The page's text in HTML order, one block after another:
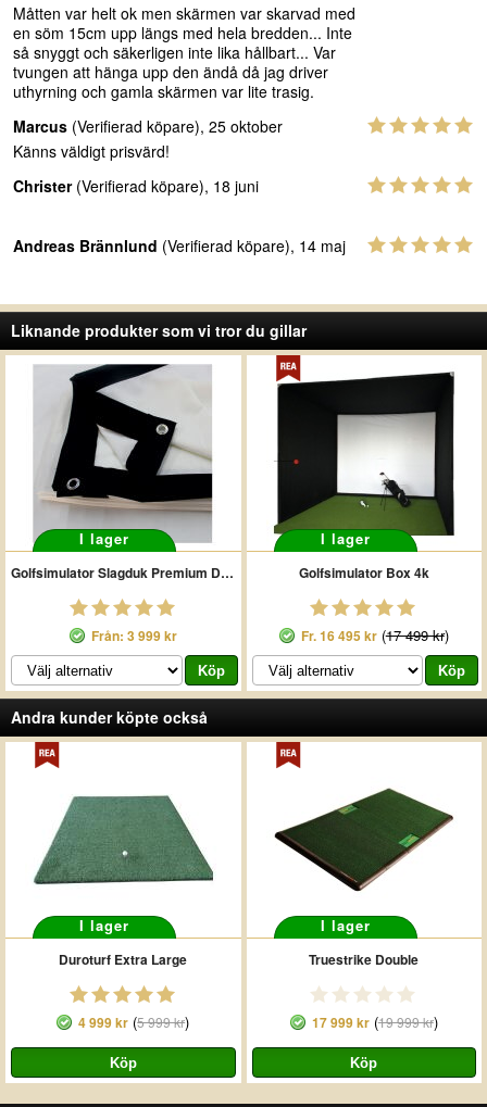
Måtten var helt ok men skärmen var skarvad med
en söm 15cm upp längs med hela bredden... Inte
så snyggt och säkerligen inte lika hållbart... Var
tvungen att hänga upp den ändå då jag driver
uthyrning och gamla skärmen var lite trasig.
Marcus (Verifierad köpare), 25 oktober
Känns väldigt prisvärd!
Christer(Verifierad köpare), 18 juni
Andreas Brännlund (Verifierad köpare), 14 maj
Liknande produkter som vi tror du gillar
I lager
Golfsimulator Slagduk Premium Dubbel 4k
Från: 3 999 kr
I lager
Golfsimulator Box 4k
Fr.16 495 kr(17 499 kr)
Andra kunder köpte också
I lager
Duroturf Extra Large
4 999 kr (5 999 kr)
I lager
Truestrike Double
17 999 kr(19 999 kr)